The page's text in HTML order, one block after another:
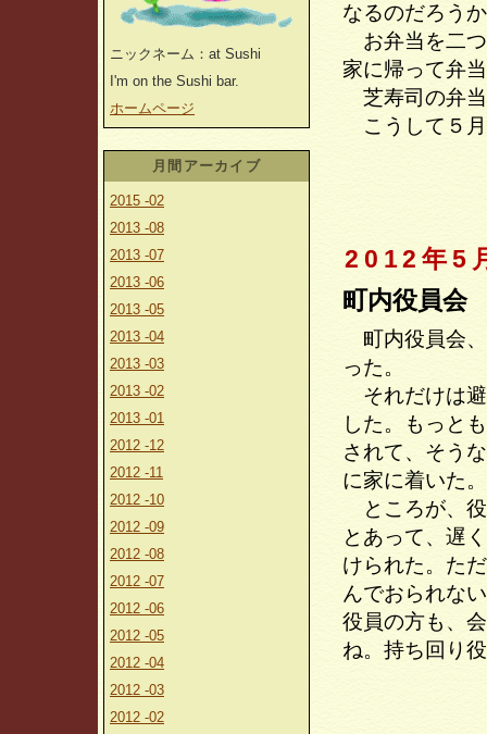
ニックネーム：at Sushi
I'm on the Sushi bar.
ホームページ
月間アーカイブ
2015 -02
2013 -08
2013 -07
2013 -06
2013 -05
2013 -04
2013 -03
2013 -02
2013 -01
2012 -12
2012 -11
2012 -10
2012 -09
2012 -08
2012 -07
2012 -06
2012 -05
2012 -04
2012 -03
2012 -02
なるのだろう
お弁当を二つ
家に帰って弁
芝寿司の弁
こうして５月
2012年5
町内役員会
町内役員会、
った。
それだけは避
した。もっと
されて、そう
に家に着いた。
ところが、役
とあって、遅
けられた。た
んでおられな
役員の方も、
ね。持ち回り